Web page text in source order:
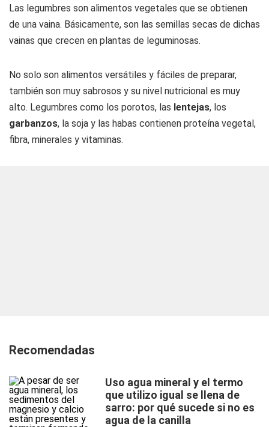
Las legumbres son alimentos vegetales que se obtienen
de una vaina. Básicamente, son las semillas secas de dichas
vainas que crecen en plantas de leguminosas.
No solo son alimentos versátiles y fáciles de preparar,
también son muy sabrosos y su nivel nutricional es muy
alto. Legumbres como los porotos, las lentejas, los
garbanzos, la soja y las habas contienen proteína vegetal,
fibra, minerales y vitaminas.
Recomendadas
Uso agua mineral y el termo
que utilizo igual se llena de
sarro: por qué sucede si no es
agua de la canilla